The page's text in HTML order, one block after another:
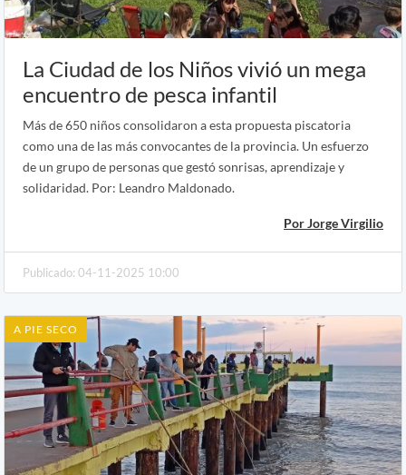
La Ciudad de los Niños vivió un mega
encuentro de pesca infantil
Más de 650 niños consolidaron a esta propuesta piscatoria
como una de las más convocantes de la provincia. Un esfuerzo
de un grupo de personas que gestó sonrisas, aprendizaje y
solidaridad. Por: Leandro Maldonado.
Por Jorge Virgilio
Publicado: 04-11-2025 10:00
A PIE SECO